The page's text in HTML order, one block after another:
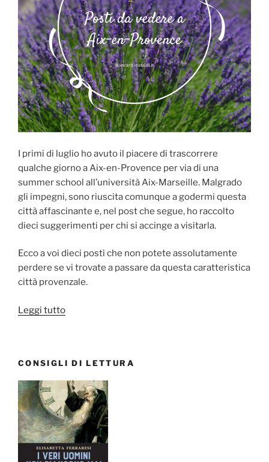
I primi di luglio ho avuto il piacere di trascorrere
qualche giorno a Aix-en-Provence per via di una
summer school all’università Aix-Marseille. Malgrado
gli impegni, sono riuscita comunque a godermi questa
città affascinante e, nel post che segue, ho raccolto
dieci suggerimenti per chi si accinge a visitarla.
Ecco a voi dieci posti che non potete assolutamente
perdere se vi trovate a passare da questa caratteristica
città provenzale.
Leggi tutto“10
a
Aix-
en-
Provence”
CONSIGLI DI LETTURA